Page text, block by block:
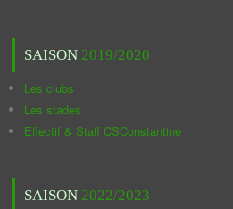
SAISON 2019/2020
Les clubs
Les stades
Effectif & Staff CSConstantine
SAISON 2022/2023